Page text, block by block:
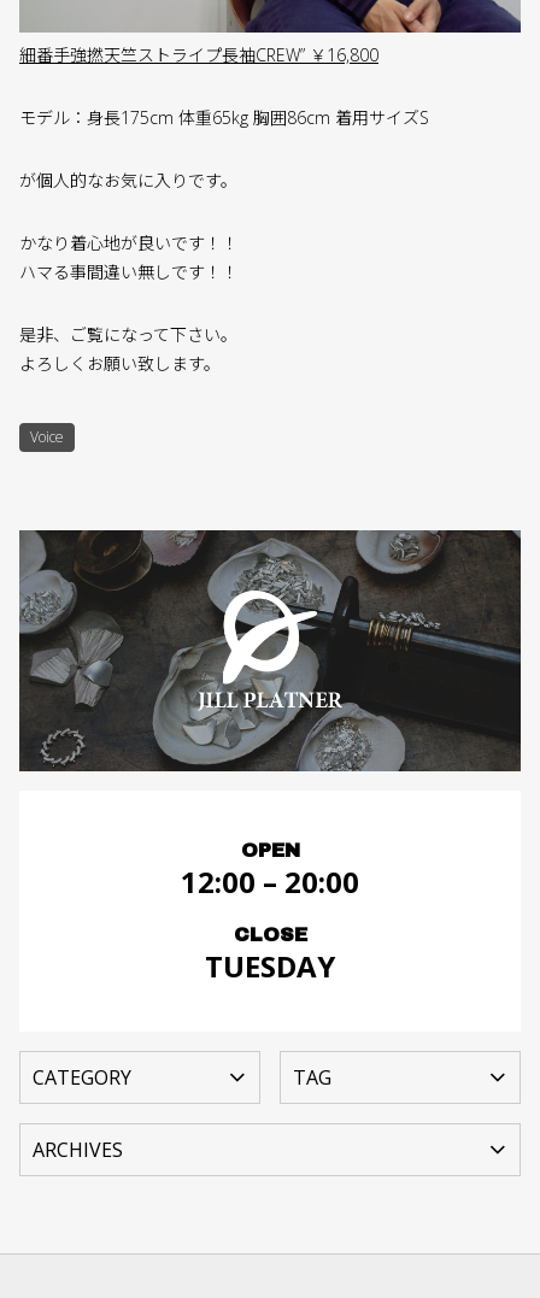
細番手強撚天竺ストライプ長袖CREW” ￥16,800
モデル：身長175cm 体重65kg 胸囲86cm 着用サイズS
が個人的なお気に入りです。
かなり着心地が良いです！！
ハマる事間違い無しです！！
是非、ご覧になって下さい。
よろしくお願い致します。
Voice
OPEN
12:00 – 20:00
CLOSE
TUESDAY